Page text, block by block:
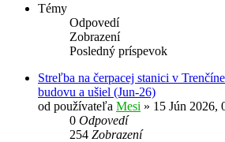
Témy
Odpovedí
Zobrazení
Posledný príspevok
Streľba na čerpacej stanici v
budovu a ušiel (Jun-26)
od používateľa Mesi » 15 Jún 2026,
0 Odpovedí
254 Zobrazení